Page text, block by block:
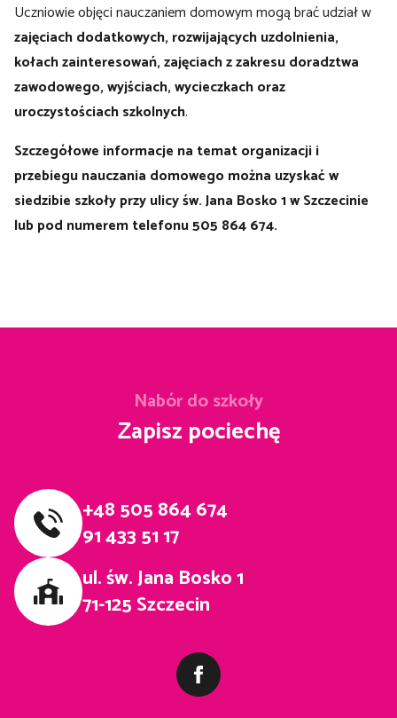
Uczniowie objęci nauczaniem domowym mogą brać udział w
zajęciach dodatkowych, rozwijających uzdolnienia,
kołach zainteresowań, zajęciach z zakresu doradztwa
zawodowego, wyjściach, wycieczkach oraz
uroczystościach szkolnych.
Szczegółowe informacje na temat organizacji i
przebiegu nauczania domowego można uzyskać w
siedzibie szkoły przy ulicy św. Jana Bosko 1 w Szczecinie
lub pod numerem telefonu 505 864 674.
Nabór do szkoły
Zapisz pociechę
+48 505 864 674
91 433 51 17
ul. św. Jana Bosko 1
71-125 Szczecin